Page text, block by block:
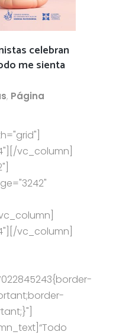
celebran
me sienta
, Página
vc_column]
vc_column]